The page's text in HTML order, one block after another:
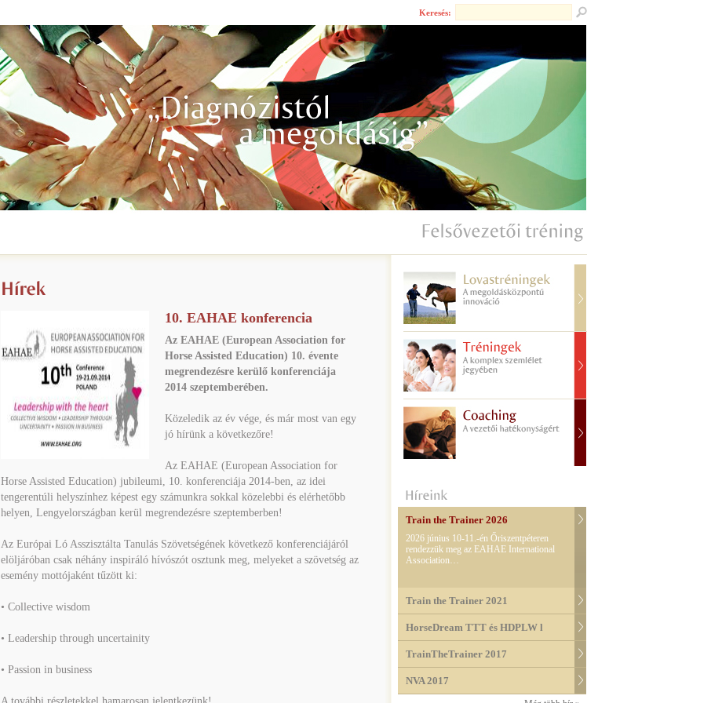
Keresés:
10. EAHAE konferencia
Az EAHAE (European Association for
Horse Assisted Education) 10. évente
megrendezésre kerülő konferenciája
2014 szeptemberében.
Közeledik az év vége, és már most van egy
jó hírünk a következőre!
Az EAHAE (European Association for
Horse Assisted Education) jubileumi, 10. konferenciája 2014-ben, az idei
tengerentúli helyszínhez képest egy számunkra sokkal közelebbi és elérhetőbb
helyen, Lengyelországban kerül megrendezésre szeptemberben!
Az Európai Ló Asszisztálta Tanulás Szövetségének következő konferenciájáról
elöljáróban csak néhány inspiráló hívószót osztunk meg, melyeket a szövetség az
esemény mottójaként tűzött ki:
• Collective wisdom
• Leadership through uncertainity
• Passion in business
Train the Trainer 2026
2026 június 10-11.-én Őriszentpéteren
rendezzük meg az EAHAE International
Association…
Train the Trainer 2021
HorseDream TTT és HDPLW l
TrainTheTrainer 2017
NVA 2017